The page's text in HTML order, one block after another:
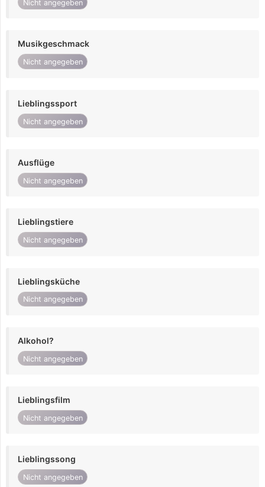
Nicht angegeben
Musikgeschmack
Nicht angegeben
Lieblingssport
Nicht angegeben
Ausflüge
Nicht angegeben
Lieblingstiere
Nicht angegeben
Lieblingsküche
Nicht angegeben
Alkohol?
Nicht angegeben
Lieblingsfilm
Nicht angegeben
Lieblingssong
Nicht angegeben